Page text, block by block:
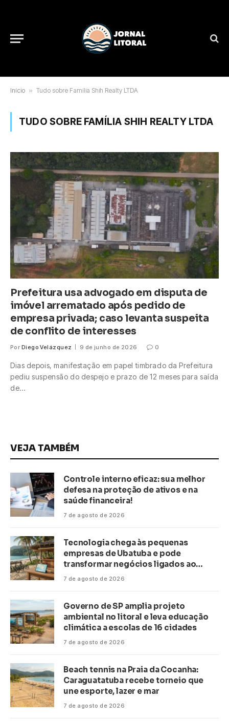
Início » Tudo sobre Família Shih Realty LTDA
TUDO SOBRE FAMÍLIA SHIH REALTY LTDA
Prefeitura usa advogado em disputa de
imóvel arrematado após pedido de
empresa privada; caso levanta suspeita
de conflito de interesses
Por Diego Velázquez 9 de junho de 2026 0
Dias depois, manifestação em papel timbrado da Prefeitura
pediu suspensão do despejo e prazo de 12 meses para saída
de…
VEJA TAMBÉM
Controle interno eficaz: sua melhor
defesa na proteção de ativos e na
saúde financeira!
7 de agosto de 2026
Tecnologia chega às pequenas
empresas de Ubatuba e pode
transformar negócios ligados ao
turismo no litoral
7 de agosto de 2026
Governo de SP amplia projeto
ambiental no litoral e leva educação
climática a escolas de 16 cidades
7 de agosto de 2026
Beach tennis na Praia da Cocanha:
Caraguatatuba recebe torneio que
une esporte, lazer e mar
7 de agosto de 2026